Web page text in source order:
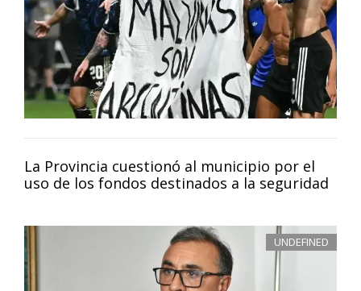
La Provincia cuestionó al municipio por el
uso de los fondos destinados a la seguridad
UNDEFINED